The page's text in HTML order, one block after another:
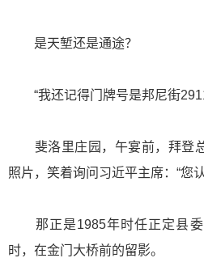
是天堑还是通途？
“我还记得门牌号是邦尼街
斐洛里庄园，午宴前，拜登
照片，笑着询问习近平主席：“您
那正是1985年时任正定县委
时，在金门大桥前的留影。